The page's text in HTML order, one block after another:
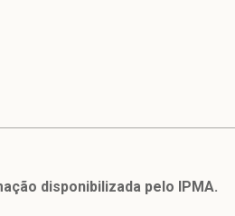
disponibilizada pelo IPMA.